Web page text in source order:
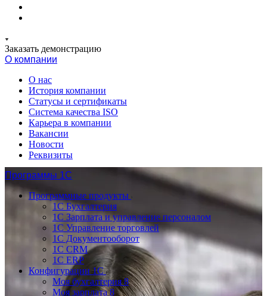
Заказать демонстрацию
О компании
О нас
История компании
Статусы и сертификаты
Система качества ISO
Карьера в компании
Вакансии
Новости
Реквизиты
Программы 1С
Программные продукты
1С Бухгалтерия
1С Зарплата и управление персоналом
1С Управление торговлей
1С Документооборот
1С CRM
1С ERP
Конфигурации 1С
Моя бухгалтерия 8
Моя зарплата 8